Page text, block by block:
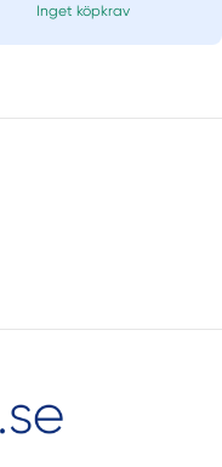
Inget köpkrav